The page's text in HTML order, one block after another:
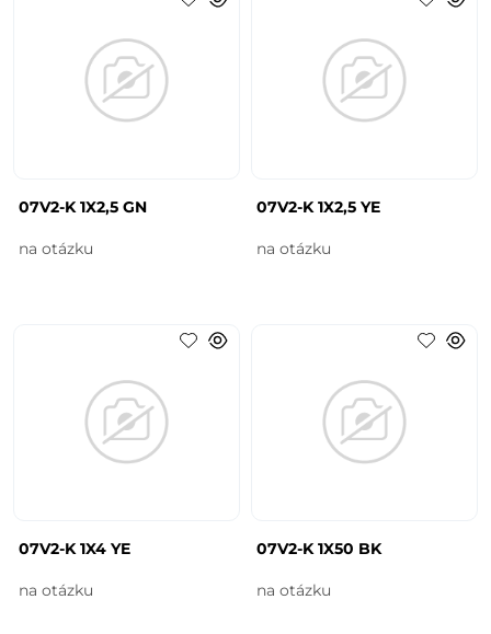
07V2-K 1X2,5 GN
na otázku
07V2-K 1X2,5 YE
na otázku
07V2-K 1X4 YE
na otázku
07V2-K 1X50 BK
na otázku